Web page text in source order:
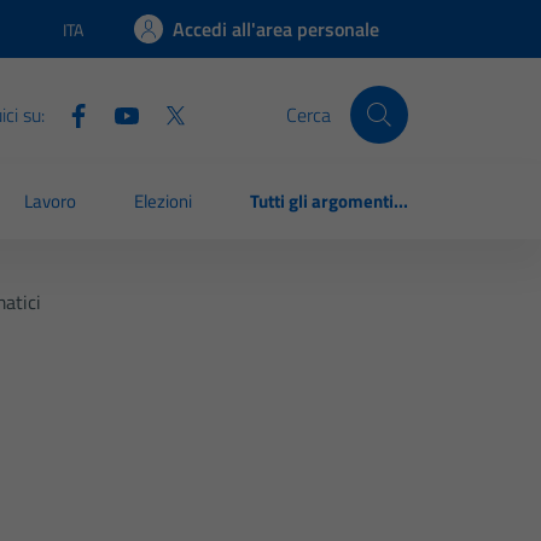
Lingua attiva:
ITA Accedi all'area personale
su: Cerca
Lavoro Elezioni Tutti gli argomenti...